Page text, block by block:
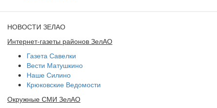
НОВОСТИ ЗЕЛАО
Интернет-газеты районов ЗелАО
Газета Савелки
Вести Матушкино
Наше Силино
Крюковские Ведомости
Окружные СМИ ЗелАО